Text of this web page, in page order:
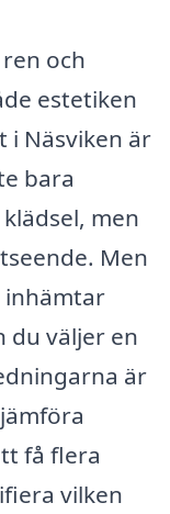
och
estetiken
i Näsviken är
bara
men
Men
du väljer en
är
få flera
vilken